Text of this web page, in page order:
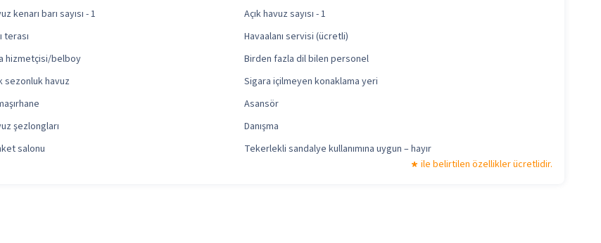
kenarı barı sayısı - 1
Açık havuz sayısı - 1
terası
Havaalanı servisi (ücretli)
hizmetçisi/belboy
Birden fazla dil bilen personel
sezonluk havuz
Sigara içilmeyen konaklama yeri
Asansör
şezlongları
Danışma
salonu
Tekerlekli sandalye kullanımına uygun – hayır
ile belirtilen özellikler ücretlidir.